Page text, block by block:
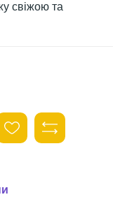
свіжою та